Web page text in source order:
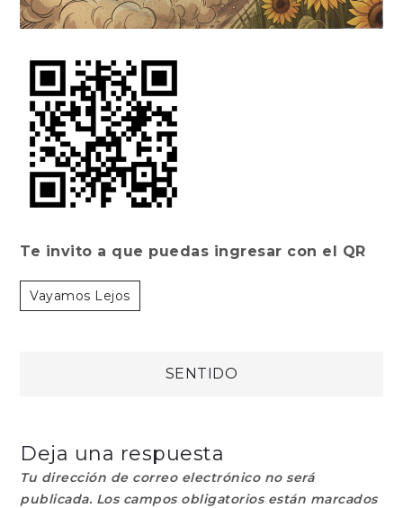
Te invito a que puedas ingresar con el QR
Vayamos Lejos
Navegación
de
entradas
SENTIDO
Deja una respuesta
Tu dirección de correo electrónico no será
publicada. Los campos obligatorios están marcados